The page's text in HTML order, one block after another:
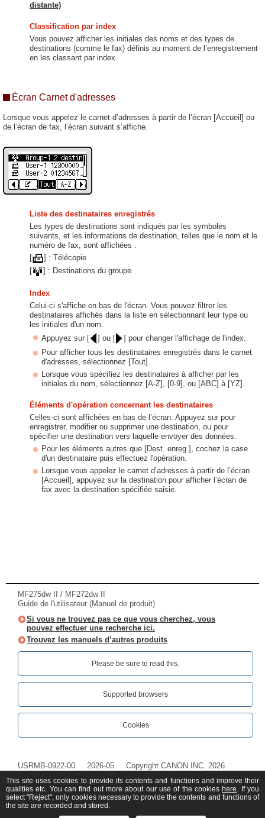
distante)
Classification par index
Vous pouvez afficher les initiales des noms et des types de
destinations (comme le fax) définis au moment de l’enregistrement
en les classant par index.
Écran Carnet d'adresses
Lorsque vous appelez le carnet d’adresses à partir de l’écran [Accueil] ou
de l’écran de fax, l’écran suivant s’affiche.
Liste des destinataires enregistrés
Les types de destinations sont indiqués par les symboles
suivants, et les informations de destination, telles que le nom et le
numéro de fax, sont affichées :
[
] : Télécopie
[
] : Destinations du groupe
Index
Celui-ci s'affiche en bas de l'écran. Vous pouvez filtrer les
destinataires affichés dans la liste en sélectionnant leur type ou
les initiales d'un nom.
Appuyez sur [
] ou [
] pour changer l'affichage de l'index.
Pour afficher tous les destinataires enregistrés dans le carnet
d'adresses, sélectionnez [Tout].
Lorsque vous spécifiez les destinataires à afficher par les
initiales du nom, sélectionnez [A-Z], [0-9], ou [ABC] à [YZ].
Éléments d'opération concernant les destinataires
Celles-ci sont affichées en bas de l’écran. Appuyez sur pour
enregistrer, modifier ou supprimer une destination, ou pour
spécifier une destination vers laquelle envoyer des données.
Pour les éléments autres que [Dest. enreg.], cochez la case
d'un destinataire puis effectuez l'opération.
Lorsque vous appelez le carnet d’adresses à partir de l’écran
[Accueil], appuyez sur la destination pour afficher l’écran de
fax avec la destination spécifiée saisie.
MF275dw II / MF272dw II
Guide de l'utilisateur (Manuel de produit)
Si vous ne trouvez pas ce que vous cherchez, vous
pouvez effectuer une recherche ici.
Trouvez les manuels d’autres produits
Please be sure to read this.‎
Supported browsers
Cookies
USRMB-0922-00 2026-05 Copyright CANON INC. 2026
This site uses cookies to provide its contents and functions and improve their
qualities etc. You can find out more about our use of the cookies here. If you
select "Reject", only cookies necessary to provide the contents and functions of
the site are recorded and stored.